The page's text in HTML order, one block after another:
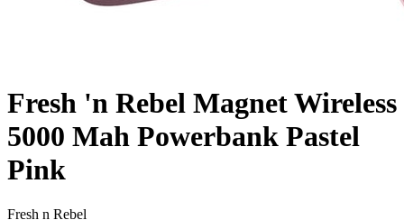
Fresh 'n Rebel Magnet Wireless
5000 Mah Powerbank Pastel
Pink
Fresh n Rebel